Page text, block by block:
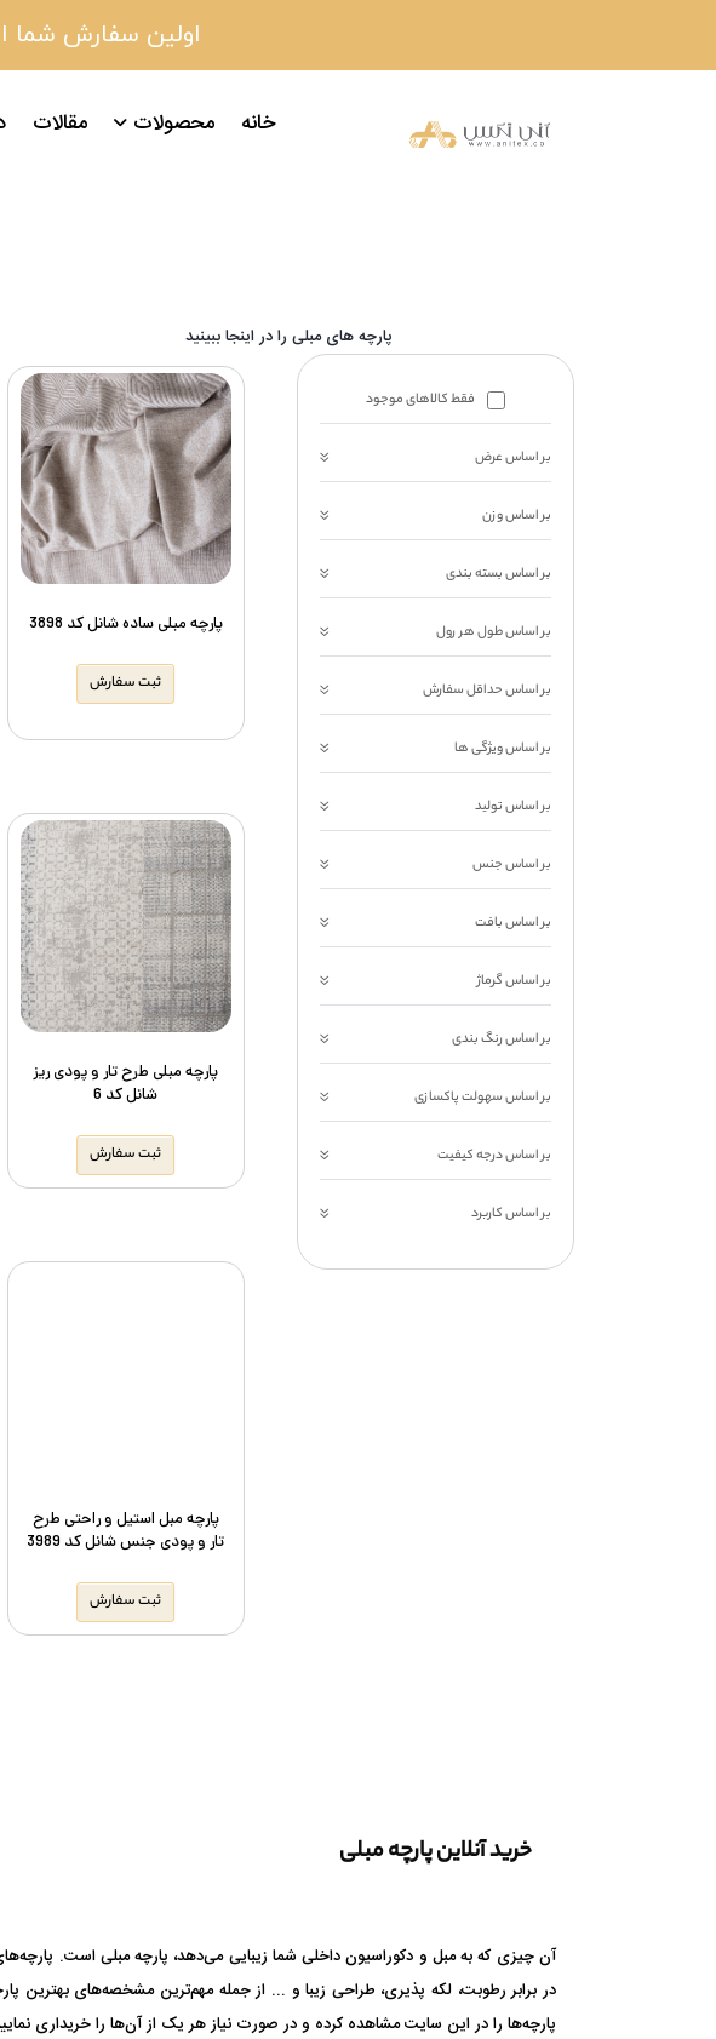
اولین سفارش شما از سایت با 15%
خانه محصولات مقالات
پارچه های مبلی را در اینجا ببینید
پارچه مبلی ساده شانل کد 3898
ثبت سفارش
پارچه مبلی طرح تار و پودی ریز
شانل کد 6
ثبت سفارش
پارچه مبل استیل و راحتی طرح
تار و پودی جنس شانل کد 3989
ثبت سفارش
فقط کالاهای موجود
بر اساس عرض
بر اساس وزن
بر اساس بسته بندی
بر اساس طول هر رول
بر اساس حداقل سفارش
بر اساس ویژگی ها
بر اساس تولید
بر اساس جنس
بر اساس بافت
بر اساس گرماژ
بر اساس رنگ بندی
بر اساس سهولت پاکسازی
بر اساس درجه کیفیت
بر اساس کاربرد
خرید آنلاین پارچه مبلی
آن چیزی که به مبل و دکوراسیون داخلی شما زیبایی می‌دهد، پارچه مبلی است.
در برابر رطوبت، لکه پذیری، طراحی زیبا و ... از جمله مهم‌ترین مشخصه‌های بهترین
پارچه‌ها را در این سایت مشاهده کرده و در صورت نیاز هر یک از آن‌ها را خریداری